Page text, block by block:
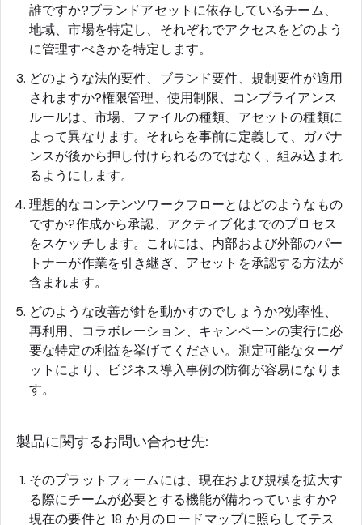
誰ですか?ブランドアセットに依存しているチーム、
地域、市場を特定し、それぞれでアクセスをどのよう
に管理すべきかを特定します。
どのような法的要件、ブランド要件、規制要件が適用
されますか?権限管理、使用制限、コンプライアンス
ルールは、市場、ファイルの種類、アセットの種類に
よって異なります。それらを事前に定義して、ガバナ
ンスが後から押し付けられるのではなく、組み込まれ
るようにします。
理想的なコンテンツワークフローとはどのようなもの
ですか?作成から承認、アクティブ化までのプロセス
をスケッチします。これには、内部および外部のパー
トナーが作業を引き継ぎ、アセットを承認する方法が
含まれます。
どのような改善が針を動かすのでしょうか?効率性、
再利用、コラボレーション、キャンペーンの実行に必
要な特定の利益を挙げてください。測定可能なターゲ
ットにより、ビジネス導入事例の防御が容易になりま
す。
製品に関するお問い合わせ先:
そのプラットフォームには、現在および規模を拡大す
る際にチームが必要とする機能が備わっていますか?
現在の要件と 18 か月のロードマップに照らしてテス